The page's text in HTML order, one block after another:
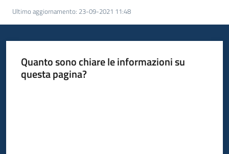
famiglie
locali
Ultimo aggiornamento: 23-09-2021 11:48
Quanto sono chiare le informazioni su
questa pagina?